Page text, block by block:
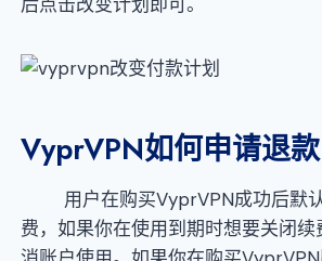
VyprVPN如何申请退款
用户在购买VyprVPN成功后默
费，如果你在使用到期时想要关闭